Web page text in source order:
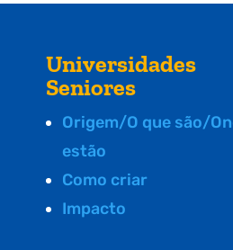
Universidades
Seniores
Origem/O que são/
estão
Como criar
Impacto